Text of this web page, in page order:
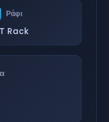
Ράφι
Rack